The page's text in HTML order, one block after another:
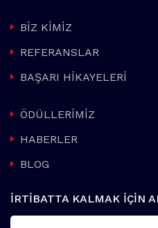
BİZ KİMİZ
REFERANSLAR
BAŞARI HİKAYELERİ
ÖDÜLLERİMİZ
HABERLER
BLOG
İRTİBATTA KALMAK İÇİN